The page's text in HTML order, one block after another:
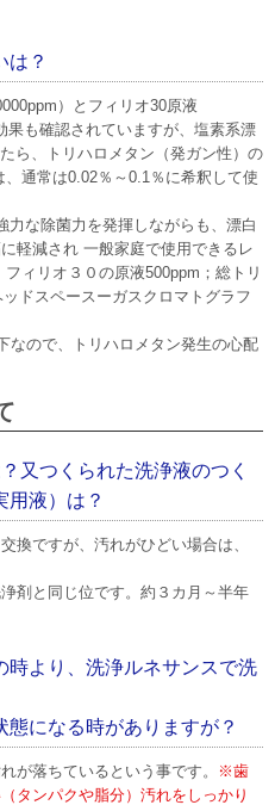
は？
）とフィリオ30原液
果も確認されていますが、塩素系漂
ら、トリハロメタン（発ガン性）の
通常は0.02％～0.1％に希釈して使
力な除菌力を発揮しながらも、漂白
軽減され 一般家庭で使用できるレ
ィリオ３０の原液500ppm；総トリ
ドスペースーガスクロマトグラフ
なので、トリハロメタン発生の心配
又つくられた洗浄液のつく
用液）は？
換ですが、汚れがひどい場合は、
剤と同じ位です。約３カ月～半年
より、洗浄ルネサンスで洗
になる時がありますが？
が落ちているという事です。
※歯
タンパクや脂分）汚れをしっかり